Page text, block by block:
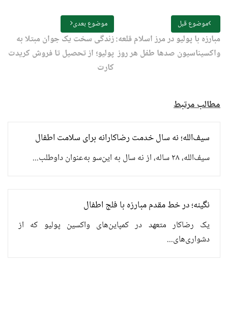
موضوع قبل
مبارزه با پولیو در مرز اسلام قلعه:
واکسیناسیون صدها طفل هر روز
موضوع بعدی
زندگی سخت یک جوان مبتلا به
پولیو؛ از تحصیل تا فروش کریدت
کارت
مطالب مرتبط
سیف‌الله؛ نه سال خدمت رضاکارانه برای سلامت اطفال
سیف‌الله، ۲۸ ساله، از نه سال به این‌سو به‌عنوان داوطلب...
نگینه؛ در خط مقدم مبارزه با فلج اطفال
یک رضاکار متعهد در کمپاین‌های واکسین پولیو که از
دشواری‌های...